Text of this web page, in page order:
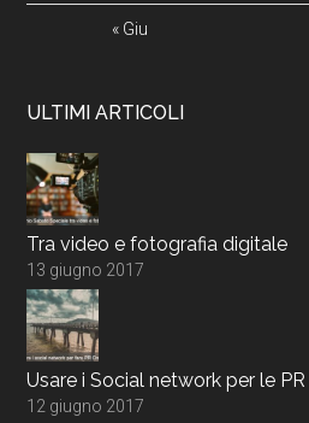
« Giu
ULTIMI ARTICOLI
Tra video e fotografia digitale
13 giugno 2017
Usare i Social network per le
12 giugno 2017